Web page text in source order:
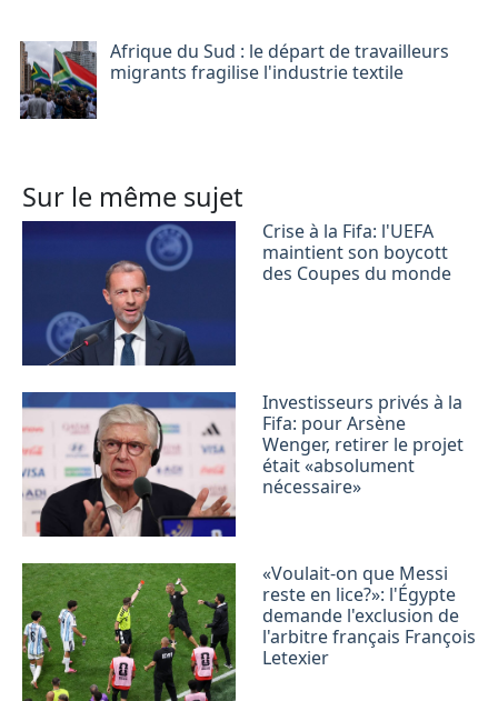
Afrique du Sud : le départ de travailleurs
migrants fragilise l'industrie textile
Sur le même sujet
Crise à la Fifa: l'UEFA
maintient son boycott
des Coupes du monde
Investisseurs privés à la
Fifa: pour Arsène
Wenger, retirer le projet
était «absolument
nécessaire»
«Voulait-on que Messi
reste en lice?»: l'Égypte
demande l'exclusion de
l'arbitre français François
Letexier